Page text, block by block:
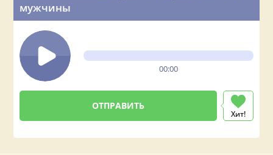
мужчины
00:00
Хит!